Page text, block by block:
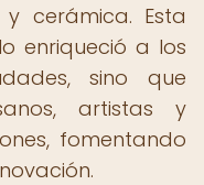
cerámica. Esta
enriqueció a los
sino que
artistas y
fomentando